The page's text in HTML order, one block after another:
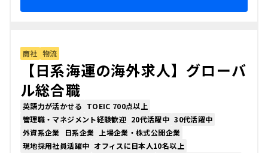
商社 物流
【日系海運の海外求人】グローバ
ル総合職
英語力が活かせる TOEIC 700点以上
管理職・マネジメント経験歓迎 20代活躍中 30代活躍中
外資系企業
日系企業
上場企業・株式公開企業
現地採用社員活躍中 オフィスに日本人10名以上